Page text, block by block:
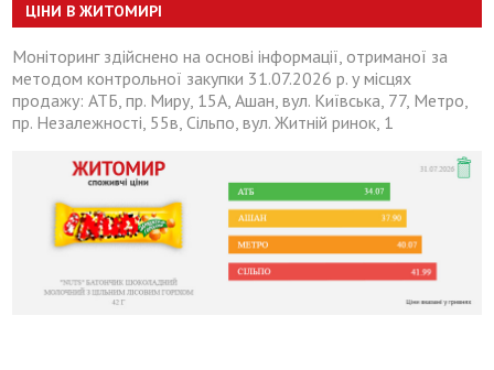
ЦІНИ В ЖИТОМИРІ
Моніторинг здійснено на основі інформації, отриманої за
методом контрольної закупки 31.07.2026 р. у місцях
продажу: АТБ, пр. Миру, 15А, Ашан, вул. Київська, 77, Метро,
пр. Незалежності, 55в, Сільпо, вул. Житній ринок, 1